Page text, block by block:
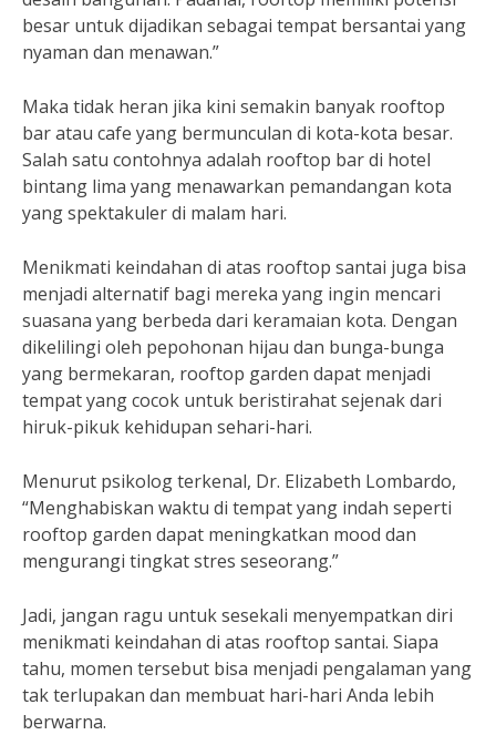
besar untuk dijadikan sebagai tempat bersantai yang
nyaman dan menawan.”
Maka tidak heran jika kini semakin banyak rooftop
bar atau cafe yang bermunculan di kota-kota besar.
Salah satu contohnya adalah rooftop bar di hotel
bintang lima yang menawarkan pemandangan kota
yang spektakuler di malam hari.
Menikmati keindahan di atas rooftop santai juga bisa
menjadi alternatif bagi mereka yang ingin mencari
suasana yang berbeda dari keramaian kota. Dengan
dikelilingi oleh pepohonan hijau dan bunga-bunga
yang bermekaran, rooftop garden dapat menjadi
tempat yang cocok untuk beristirahat sejenak dari
hiruk-pikuk kehidupan sehari-hari.
Menurut psikolog terkenal, Dr. Elizabeth Lombardo,
“Menghabiskan waktu di tempat yang indah seperti
rooftop garden dapat meningkatkan mood dan
mengurangi tingkat stres seseorang.”
Jadi, jangan ragu untuk sesekali menyempatkan diri
menikmati keindahan di atas rooftop santai. Siapa
tahu, momen tersebut bisa menjadi pengalaman yang
tak terlupakan dan membuat hari-hari Anda lebih
berwarna.